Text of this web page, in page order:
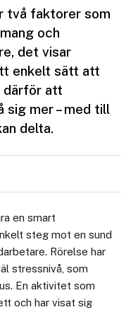
två faktorer som
och
det visar
enkelt sätt att
därför att
sig mer – med till
delta.
en smart
steg mot en sund
Rörelse har
stressnivå, som
En aktivitet som
och har visat sig